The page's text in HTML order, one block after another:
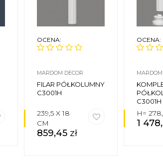
OCENA:
MARDOM DECOR
FILAR PÓŁKOLUMNY
C3001H
239,5 X 18
CM
859,45 zł
OCENA:
MARDOM
C3001H
H=
1